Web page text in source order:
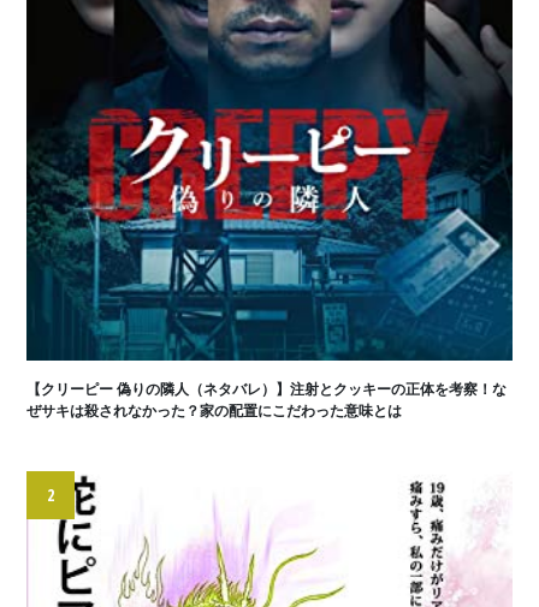
【クリーピー 偽りの隣人（ネタバレ）】注射とクッキーの正体を考察！な
ぜサキは殺されなかった？家の配置にこだわった意味とは
2